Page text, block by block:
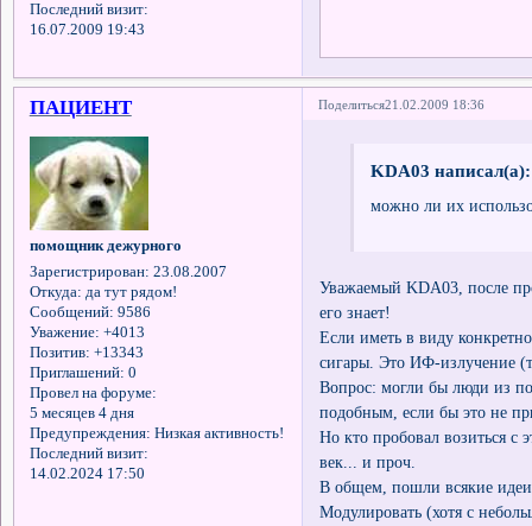
Последний визит:
16.07.2009 19:43
Поделиться21.02.2009 18:36
ПАЦИЕНТ
помощник дежурного
Зарегистрирован: 23.08.2007
Откуда: да тут рядом!
Сообщений: 9586
Уважение: +4013
Позитив: +13343
Приглашений: 0
Провел на форуме:
5 месяцев 4 дня
Предупреждения: Низкая активность!
Последний визит:
14.02.2024 17:50
KDA03 написал(а):
можно ли их
Уважаемый KDA03, после
его знает!
Если иметь в виду
сигары. Это ИФ-излучение
Вопрос: могли бы люди из
подобным, если бы это не
Но кто пробовал возиться с
век... и проч.
В общем, пошли всякие
Модулировать (хотя с